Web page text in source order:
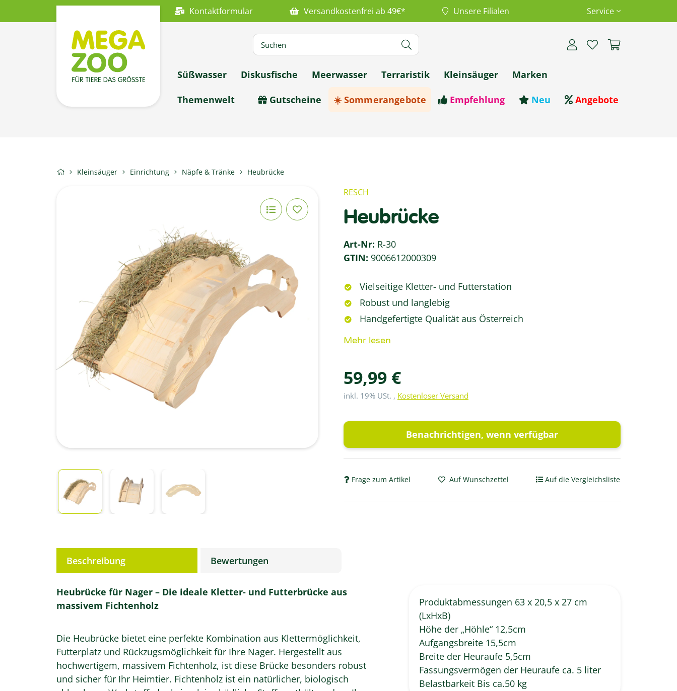
Kontaktformular Versandkostenfrei ab 49€* Unsere Filialen Service
Süßwasser Diskusfische Meerwasser Terraristik Kleinsäuger Marken
Themenwelt Gutscheine ☀️ Sommerangebote Empfehlung Neu Angebote
Kleinsäuger Einrichtung Näpfe & Tränke Heubrücke
RESCH
Heubrücke
Art-Nr: R-30
GTIN: 9006612000309
Vielseitige Kletter- und Futterstation
Robust und langlebig
Handgefertigte Qualität aus Österreich
Mehr lesen
59,99 €
inkl. 19% USt. , Kostenloser Versand
Benachrichtigen, wenn verfügbar
Frage zum Artikel Auf Wunschzettel Auf die Vergleichsliste
weitere Registerkarten anzeigen
Beschreibung Bewertungen
Heubrücke für Nager – Die ideale Kletter- und Futterbrücke aus
massivem Fichtenholz
Die Heubrücke bietet eine perfekte Kombination aus Klettermöglichkeit,
Futterplatz und Rückzugsmöglichkeit für Ihre Nager. Hergestellt aus
hochwertigem, massivem Fichtenholz, ist diese Brücke besonders robust
und sicher für Ihr Heimtier. Fichtenholz ist ein natürlicher, biologisch
Produktabmessungen 63 x 20,5 x 27 cm
(LxHxB)
Höhe der „Höhle“ 12,5cm
Aufgangsbreite 15,5cm
Breite der Heuraufe 5,5cm
Fassungsvermögen der Heuraufe ca. 5 liter
Belastbarkeit Bis ca.50 kg